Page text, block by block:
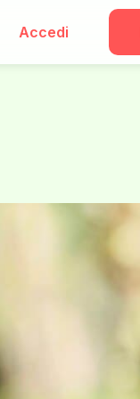
Accedi